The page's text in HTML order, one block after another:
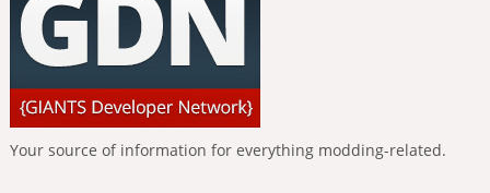
Your source of information for everything modding-related.